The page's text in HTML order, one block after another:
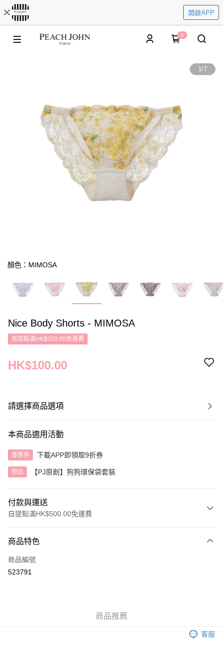
開啟APP
0
1/7
顏色：MIMOSA
Nice Body Shorts - MIMOSA
自提點滿HK$500.00免運費
HK$100.00
請選擇商品選項
本商品適用活動
優惠券 下載APP即領取9折券
贈品 【PJ原創】狗狗環保袋套裝
付款與運送
自提點滿HK$500.00免運費
信用卡
AlipayHK
每筆HK$40.00，滿HK$500.00或以上免運費
商品特色
商品編號
523791
商品推薦
客服